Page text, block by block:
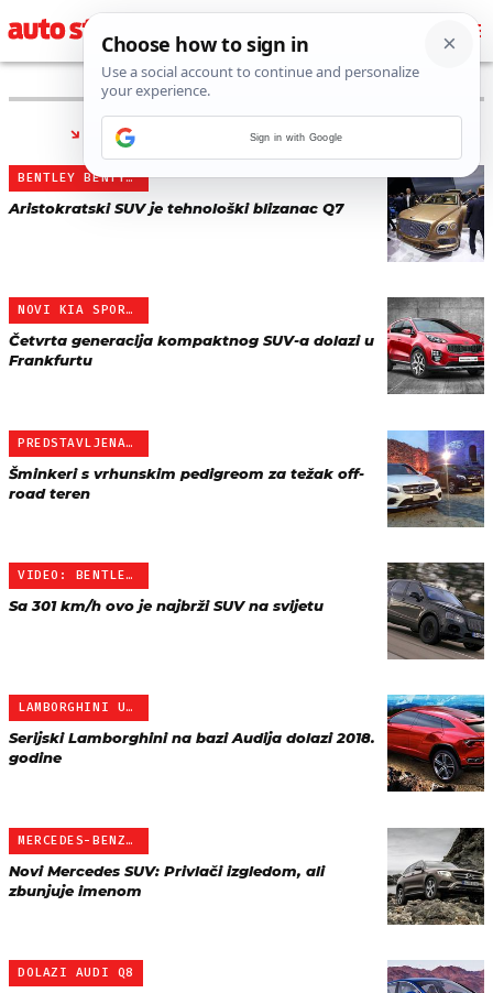
PRONAĐENO 81 REZULTATA ZA TAG “
BENTLEY BENTYAGA
Aristokratski SUV je tehnološki blizanac Q7
NOVI KIA SPORTAGE
Četvrta generacija kompaktnog SUV-a dolazi u
Frankfurtu
PREDSTAVLJENA 3 MERCEDES…
Šminkeri s vrhunskim pedigreom za težak off-
road teren
VIDEO: BENTLEY BENTAYAGA
Sa 301 km/h ovo je najbrži SUV na svijetu
LAMBORGHINI URUS
Serijski Lamborghini na bazi Audija dolazi 2018.
godine
MERCEDES-BENZ GLC
Novi Mercedes SUV: Privlači izgledom, ali
zbunjuje imenom
DOLAZI AUDI Q8
Sign in with Google